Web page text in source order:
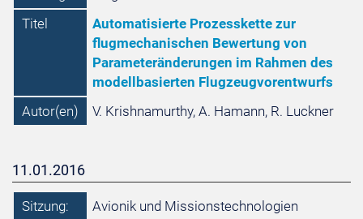
Titel
Automatisierte Prozesskette zur
flugmechanischen Bewertung von
Parameteränderungen im Rahmen des
modellbasierten Flugzeugvorentwurfs
Autor(en)
V. Krishnamurthy, A. Hamann, R. Luckner
11.01.2016
Sitzung:
Avionik und Missionstechnologien